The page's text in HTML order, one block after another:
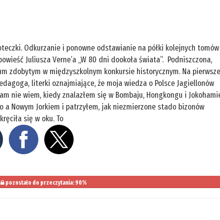
Odkurzanie i ponowne odstawianie na półki kolejnych tomów
Juliusza Verne’a „W 80 dni dookoła świata”. Podniszczona,
zdobytym w międzyszkolnym konkursie historycznym. Na
literki oznajmiające, że moja wiedza o Polsce Jagiellonów
nie wiem, kiedy znalazłem się w Bombaju, Hongkongu i
Nowym Jorkiem i patrzyłem, jak niezmierzone stado bizonów
się w oku. To
pozostało do przeczytania: 90%